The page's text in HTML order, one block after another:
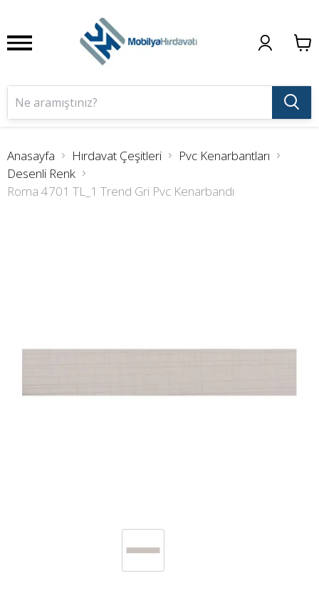
Anasayfa Hırdavat Çeşitleri
Pvc Kenarbantları
Desenli Renk
Roma 4701 TL_1 Trend Gri Pvc Kenarbandı